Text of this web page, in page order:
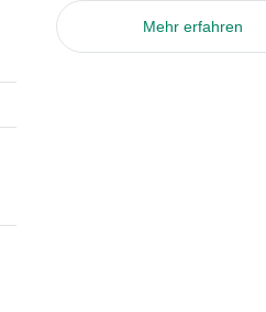
Mehr erfahren